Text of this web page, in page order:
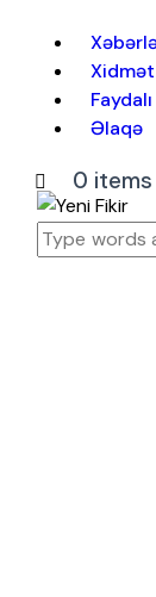
Faydalı
Əlaqə
0 items